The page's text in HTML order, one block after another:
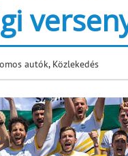
autók, Közlekedés